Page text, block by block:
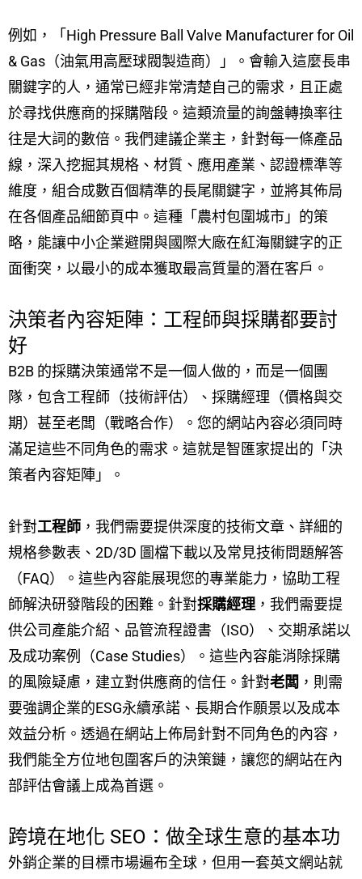
例如，「High Pressure Ball Valve Manufacturer for Oil
& Gas（油氣用高壓球閥製造商）」。會輸入這麼長串
關鍵字的人，通常已經非常清楚自己的需求，且正處
於尋找供應商的採購階段。這類流量的詢盤轉換率往
往是大詞的數倍。我們建議企業主，針對每一條產品
線，深入挖掘其規格、材質、應用產業、認證標準等
維度，組合成數百個精準的長尾關鍵字，並將其佈局
在各個產品細節頁中。這種「農村包圍城市」的策
略，能讓中小企業避開與國際大廠在紅海關鍵字的正
面衝突，以最小的成本獲取最高質量的潛在客戶。
決策者內容矩陣：工程師與採購都要討
好
B2B 的採購決策通常不是一個人做的，而是一個團
隊，包含工程師（技術評估）、採購經理（價格與交
期）甚至老闆（戰略合作）。您的網站內容必須同時
滿足這些不同角色的需求。這就是智匯家提出的「決
策者內容矩陣」。
針對工程師 ，我們需要提供深度的技術文章、詳細的
規格參數表、2D/3D 圖檔下載以及常見技術問題解答
（FAQ）。這些內容能展現您的專業能力，協助工程
師解決研發階段的困難。針對採購經理 ，我們需要提
供公司產能介紹、品管流程證書（ISO）、交期承諾以
及成功案例（Case Studies）。這些內容能消除採購
的風險疑慮，建立對供應商的信任。針對老闆 ，則需
要強調企業的ESG永續承諾、長期合作願景以及成本
效益分析。透過在網站上佈局針對不同角色的內容，
我們能全方位地包圍客戶的決策鏈，讓您的網站在內
部評估會議上成為首選。
跨境在地化 SEO：做全球生意的基本功
外銷企業的目標市場遍布全球，但用一套英文網站就